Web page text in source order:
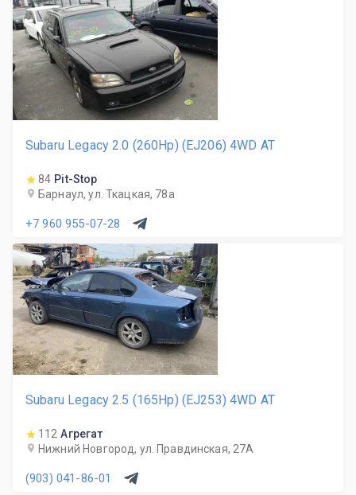
Subaru Legacy 2.0 (260Hp) (EJ206) 4WD AT
84 Pit-Stop
Барнаул, ул. Ткацкая, 78а
+7 960 955-07-28
Subaru Legacy 2.5 (165Hp) (EJ253) 4WD AT
112 Агрегат
Нижний Новгород, ул. Правдинская, 27А
(903) 041-86-01